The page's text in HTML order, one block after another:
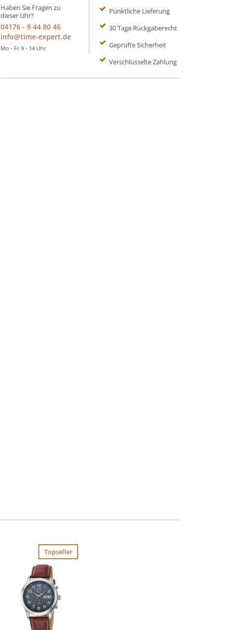
Haben Sie Fragen zu
dieser Uhr?
04176 - 9 44 80 46
info@time-expert.de
Mo - Fr 9 - 14 Uhr
Pünktliche Lieferung
30 Tage Rückgaberecht
Geprüfte Sicherheit
Verschlüsselte Zahlung
Topseller